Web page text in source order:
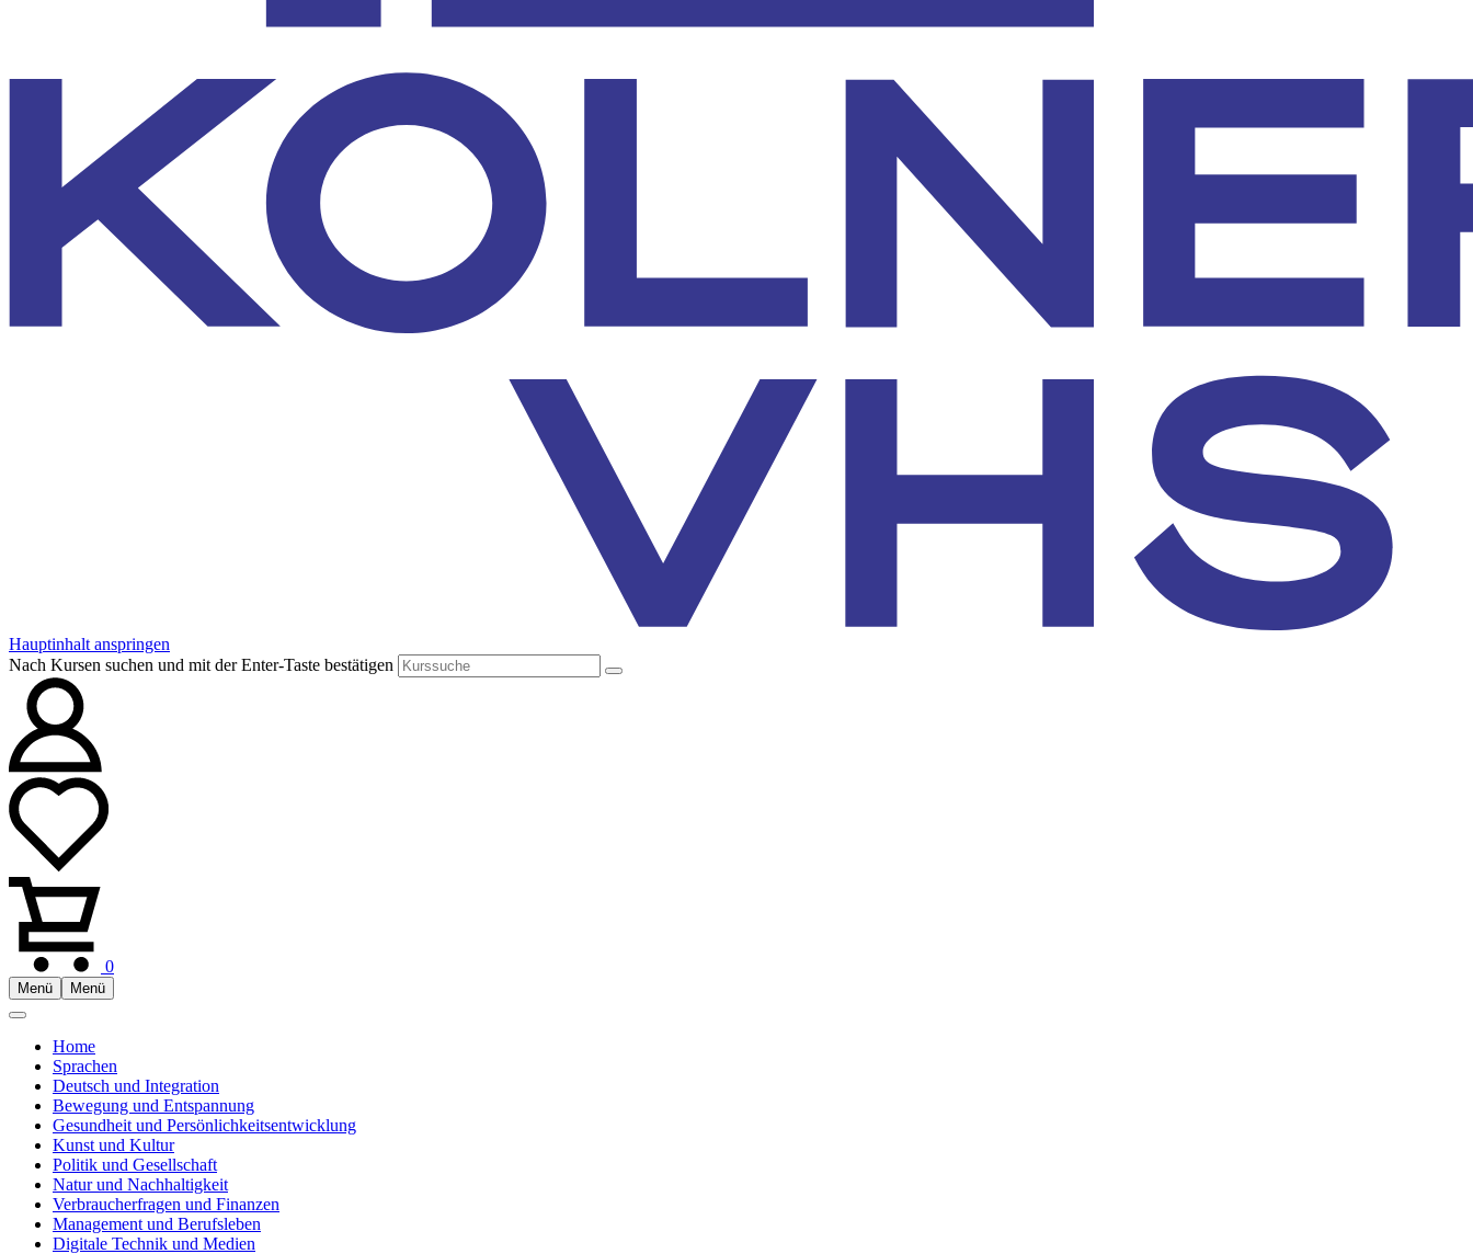
Hauptinhalt anspringen
Nach Kursen suchen und mit der Enter-Taste bestätigen
0
Menü Menü
Home
Sprachen
Deutsch und Integration
Bewegung und Entspannung
Gesundheit und Persönlichkeitsentwicklung
Kunst und Kultur
Politik und Gesellschaft
Natur und Nachhaltigkeit
Verbraucherfragen und Finanzen
Management und Berufsleben
Digitale Technik und Medien